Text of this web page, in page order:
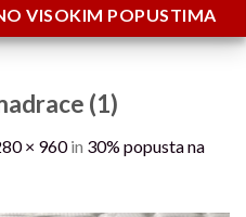
VISOKIM POPUSTIMA
(1)
× 960in 30% popusta na